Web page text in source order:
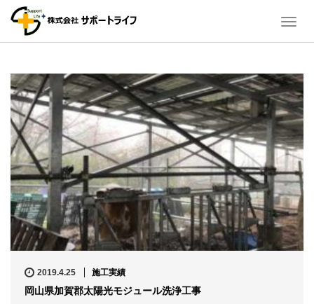
T
l
e
n
a
v
i
a
t
i
o
n
2019.4.25 施工実績
岡山県加賀郡太陽光モジュール洗浄工事